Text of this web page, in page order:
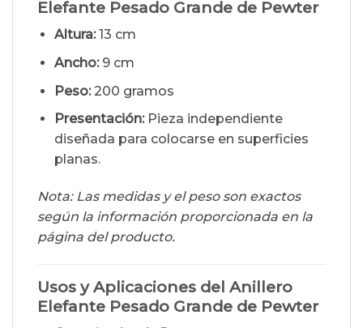
Elefante Pesado Grande de Pewter
Altura:13 cm
Ancho:9 cm
Peso:200 gramos
Presentación:Pieza independiente
diseñada para colocarse en superficies
planas.
Nota: Las medidas y el peso son exactos
según la información proporcionada en la
página del producto.
Usos y Aplicaciones del Anillero
Elefante Pesado Grande de Pewter